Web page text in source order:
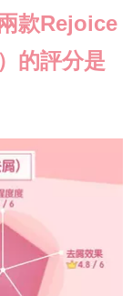
款Rejoice
的評分是